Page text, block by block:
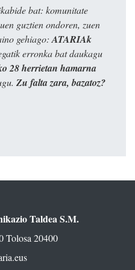
bat: komunitate
guztien ondoren, zuen
gehiago: ATARIAk
erronka bat daukagu
28 herrietan hamarna
Zu falta zara, bazatoz?
Taldea S.M.
Tolosa 20400